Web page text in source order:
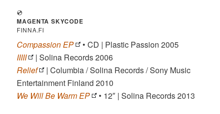
💿
MAGENTA SKYCODE
FINNA.FI
Compassion EP
• CD | Plastic Passion 2005
IIIII
| Solina Records 2006
Relief
| Columbia / Solina Records / Sony Music
Entertainment Finland 2010
We Will Be Warm EP
• 12″ | Solina Records 2013